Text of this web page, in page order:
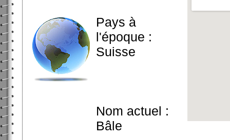
Pays à
l'époque :
Suisse
Nom actuel :
Bâle